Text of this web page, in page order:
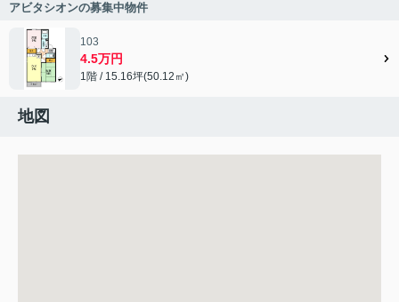
アビタシオンの募集中物件
103
4.5万円
1階 / 15.16坪(50.12㎡)
地図